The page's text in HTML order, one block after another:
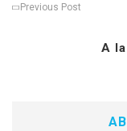
Previous Post
A